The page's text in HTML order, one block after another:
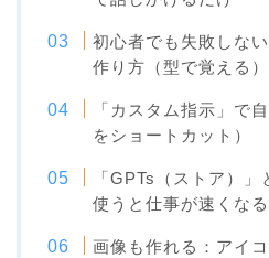
初心者でも失敗しな
作り方（型で覚える）
「カスタム指示」で
をショートカット）
「GPTs（ストア）
使うと仕事が速くなる
画像も作れる：アイ